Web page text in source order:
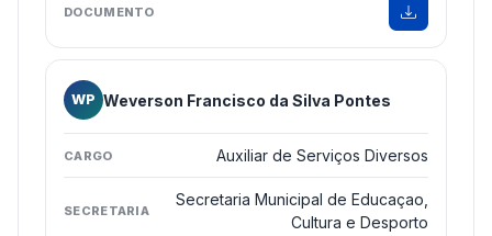
WP Weverson Francisco da Silva Pontes
Auxiliar de Serviços Diversos
Secretaria Municipal de Educaçao,
Cultura e Desporto